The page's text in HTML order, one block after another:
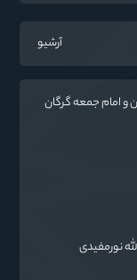
آرشیو
و امام جمعه گرگان
نورمفیدی